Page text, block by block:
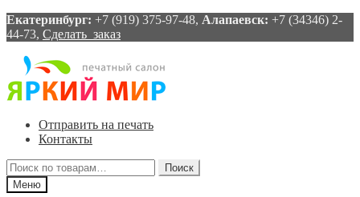
Екатеринбург: +7 (919) 375-97-48, Алапаевск: +7 (34346) 2-
44-73, Сделать заказ
Перейти
навигации
Перейти
содержимому
Отправить на печать
Контакты
Искать:
Поиск
Меню